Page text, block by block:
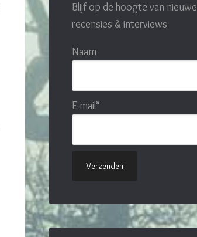
Blijf op de hoogte van nieuwe
recensies & interviews
Naam
E-mail*